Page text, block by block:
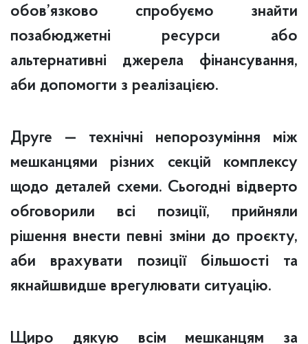
обов’язково спробуємо знайти
позабюджетні ресурси або
альтернативні джерела фінансування,
аби допомогти з реалізацією.
Друге — технічні непорозуміння між
мешканцями різних секцій комплексу
щодо деталей схеми. Сьогодні відверто
обговорили всі позиції, прийняли
рішення внести певні зміни до проєкту,
аби врахувати позиції більшості та
якнайшвидше врегулювати ситуацію.
Щиро дякую всім мешканцям за